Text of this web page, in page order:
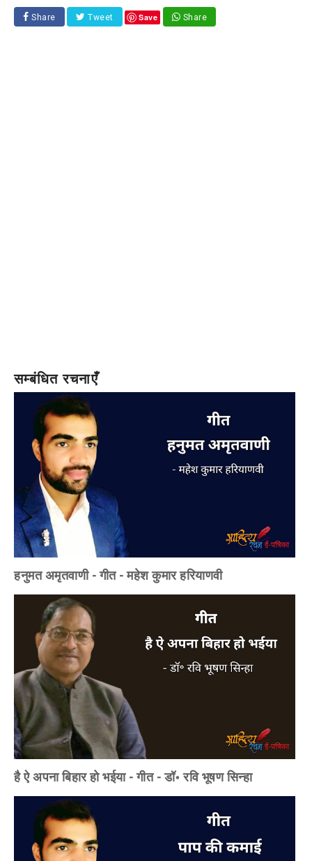
Share Tweet Save Share
सम्बंधित रचनाएँ
हनुमत अमृतवाणी - गीत - महेश कुमार हरियाणवी
है ऐ अपना बिहार हो भईया - गीत - डॉ॰ रवि भूषण सिन्हा